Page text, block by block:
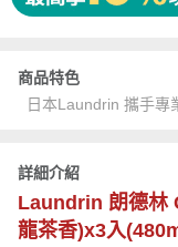
商品特色
日本Laundrin 攜手專
詳細介紹
Laundrin 朗德林
龍茶香)x3入